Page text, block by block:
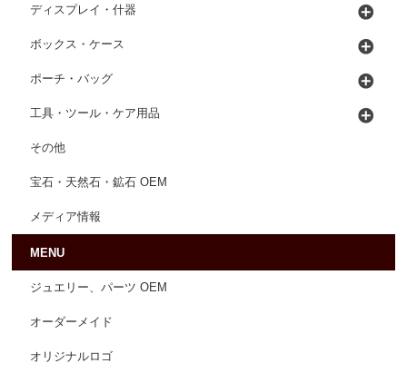
ディスプレイ・什器
ボックス・ケース
ポーチ・バッグ
工具・ツール・ケア用品
その他
宝石・天然石・鉱石 OEM
メディア情報
MENU
ジュエリー、パーツ OEM
オーダーメイド
オリジナルロゴ